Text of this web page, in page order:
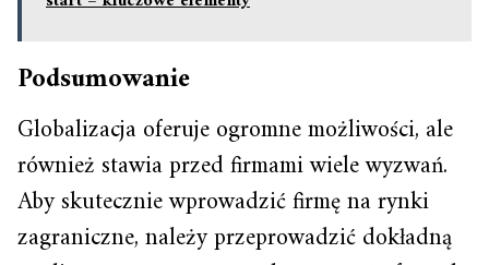
Podsumowanie
Globalizacja oferuje ogromne możliwości, ale
również stawia przed firmami wiele wyzwań.
Aby skutecznie wprowadzić firmę na rynki
zagraniczne, należy przeprowadzić dokładną